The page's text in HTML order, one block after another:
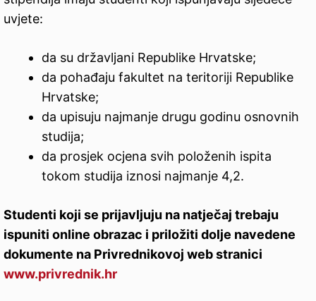
uvjete:
da su državljani Republike Hrvatske;
da pohađaju fakultet na teritoriji Republike
Hrvatske;
da upisuju najmanje drugu godinu osnovnih
studija;
da prosjek ocjena svih položenih ispita
tokom studija iznosi najmanje 4,2.
Studenti koji se prijavljuju na natječaj trebaju
ispuniti online obrazac i priložiti dolje navedene
dokumente na Privrednikovoj web stranici
www.privrednik.hr